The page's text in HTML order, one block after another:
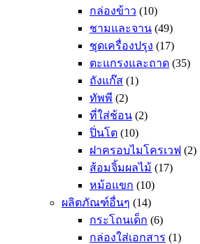
กล่องข้าว (10)
ชามและจาน (49)
ชุดเครื่องปรุง (17)
ตะแกรงและถาด (35)
ถังแก๊ส (1)
ทัพพี (2)
ที่ใส่ช้อน (2)
ปิ่นโต (10)
ฝาครอบไมโครเวฟ (2)
ส้อมจิ้มผลไม้ (17)
หม้อแขก (10)
ผลิตภัณฑ์อื่นๆ (14)
กระโถนเด็ก (6)
กล่องใส่เอกสาร (1)